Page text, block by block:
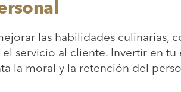
las habilidades culinarias,
servicio al cliente. Invertir en
la moral y la retención del